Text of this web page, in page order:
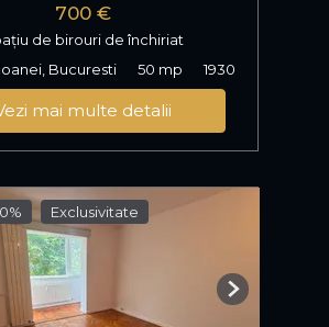
700 €
de birouri de închiriat
Bucuresti
50 mp 1930
mai multe detalii
Exclusivitate
Next